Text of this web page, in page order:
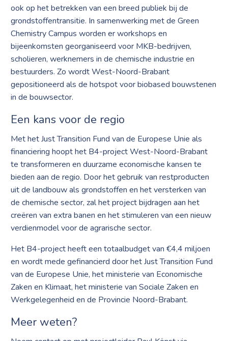
ook op het betrekken van een breed publiek bij de
grondstoffentransitie. In samenwerking met de Green
Chemistry Campus worden er workshops en
bijeenkomsten georganiseerd voor MKB-bedrijven,
scholieren, werknemers in de chemische industrie en
bestuurders. Zo wordt West-Noord-Brabant
gepositioneerd als de hotspot voor biobased bouwstenen
in de bouwsector.
Een kans voor de regio
Met het Just Transition Fund van de Europese Unie als
financiering hoopt het B4-project West-Noord-Brabant
te transformeren en duurzame economische kansen te
bieden aan de regio. Door het gebruik van restproducten
uit de landbouw als grondstoffen en het versterken van
de chemische sector, zal het project bijdragen aan het
creëren van extra banen en het stimuleren van een nieuw
verdienmodel voor de agrarische sector.
Het B4-project heeft een totaalbudget van €4,4 miljoen
en wordt mede gefinancierd door het Just Transition Fund
van de Europese Unie, het ministerie van Economische
Zaken en Klimaat, het ministerie van Sociale Zaken en
Werkgelegenheid en de Provincie Noord-Brabant.
Meer weten?